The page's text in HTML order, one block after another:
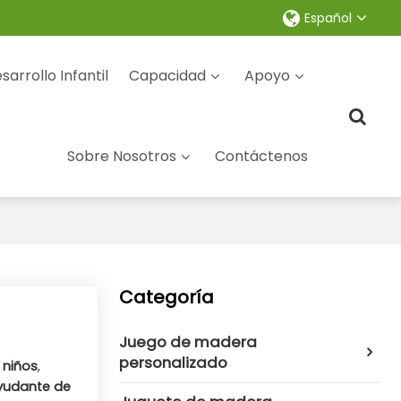
Español
Infantil Capacidad Apoyo
Sobre Nosotros Contáctenos
,
de
Categoría
Juego de madera
personalizado